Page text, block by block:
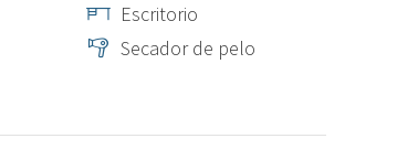
Escritorio
Secador de pelo